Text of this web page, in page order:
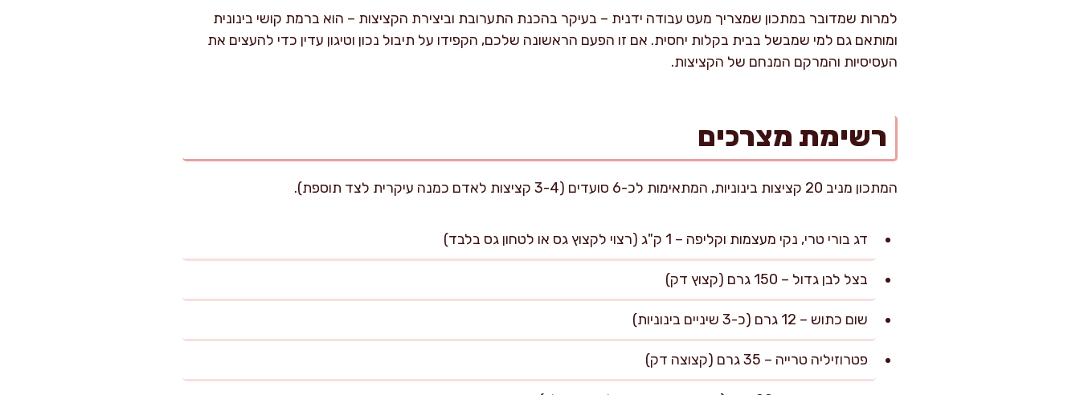
למרות שמדובר במתכון שמצריך מעט עבודה ידנית – בעיקר בהכנת התערובת וביצירת הקציצות – הוא ברמת קושי בינונית
ומותאם גם למי שמבשל בבית בקלות יחסית. אם זו הפעם הראשונה שלכם, הקפידו על תיבול נכון וטיגון עדין כדי להעצים את
העסיסיות והמרקם המנחם של הקציצות.
רשימת מצרכים
המתכון מניב 20 קציצות בינוניות, המתאימות לכ-6 סועדים (3-4 קציצות לאדם כמנה עיקרית לצד תוספת).
דג בורי טרי, נקי מעצמות וקליפה – 1 ק"ג (רצוי לקצוץ גס או לטחון גס בלבד)
בצל לבן גדול – 150 גרם (קצוץ דק)
שום כתוש – 12 גרם (כ-3 שיניים בינוניות)
פטרוזיליה טרייה – 35 גרם (קצוצה דק)